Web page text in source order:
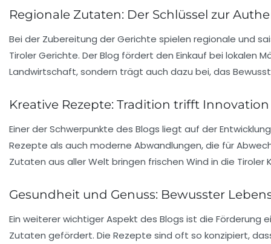
Regionale Zutaten: Der Schlüssel zur
Bei der Zubereitung der Gerichte spielen regionale und
Tiroler Gerichte. Der Blog fördert den Einkauf bei lokalen
Landwirtschaft, sondern trägt auch dazu bei, das
Kreative Rezepte: Tradition trifft Innovation
Einer der Schwerpunkte des Blogs liegt auf der
Rezepte als auch moderne Abwandlungen, die für
Zutaten aus aller Welt bringen frischen Wind in die
Gesundheit und Genuss: Bewusster
Ein weiterer wichtiger Aspekt des Blogs ist die Förderung
Zutaten gefördert. Die Rezepte sind oft so konzipiert,